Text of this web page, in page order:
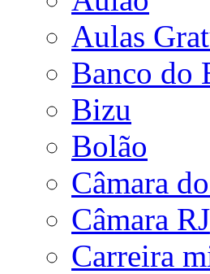
Aulas
Banco do
Bizu
Bolão
Câmara
Câmara RJ
Carreira